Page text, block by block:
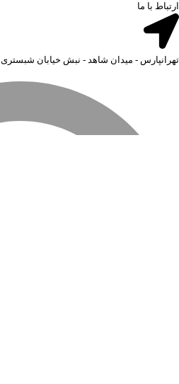
ارتباط با ما
تهرانپارس - میدان شاهد - نبش خیابان شبستری